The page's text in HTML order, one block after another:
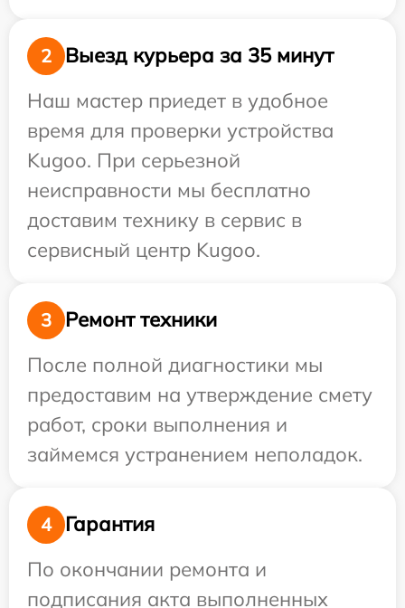
2
Выезд курьера за 35 минут
Наш мастер приедет в удобное
время для проверки устройства
Kugoo. При серьезной
неисправности мы бесплатно
доставим технику в сервис в
сервисный центр Kugoo.
3
Ремонт техники
После полной диагностики мы
предоставим на утверждение смету
работ, сроки выполнения и
займемся устранением неполадок.
4
Гарантия
По окончании ремонта и
подписания акта выполненных